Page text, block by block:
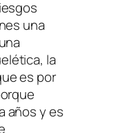
una
la
es por
años y es